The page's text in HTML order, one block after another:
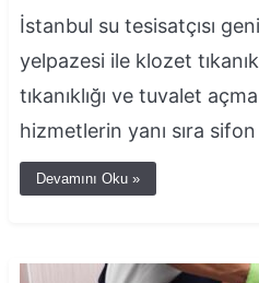
İstanbul su tesisatçısı
yelpazesi ile klozet
tıkanıklığı ve tuvalet
hizmetlerin yanı sıra
Devamını Oku »